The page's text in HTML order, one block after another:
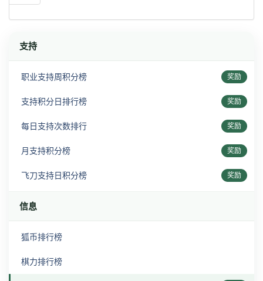
支持
职业支持周积分榜 奖励
支持积分日排行榜 奖励
每日支持次数排行 奖励
月支持积分榜 奖励
飞刀支持日积分榜 奖励
信息
狐币排行榜
棋力排行榜